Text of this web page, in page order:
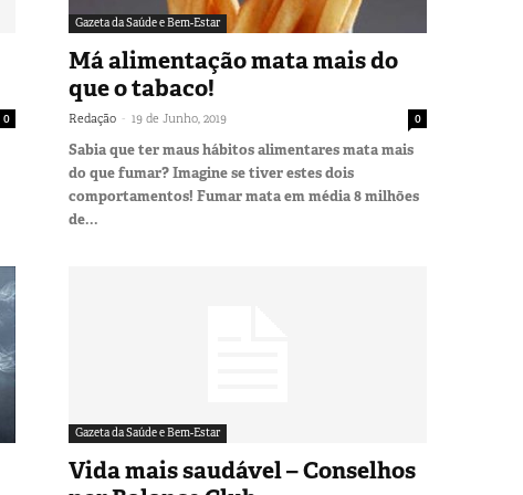
0
Gazeta da Saúde e Bem-Estar
Má alimentação mata mais do
que o tabaco!
Redação - 19 de Junho, 2019 0
Sabia que ter maus hábitos alimentares mata mais
do que fumar? Imagine se tiver estes dois
comportamentos! Fumar mata em média 8 milhões
de...
Gazeta da Saúde e Bem-Estar
Vida mais saudável – Conselhos